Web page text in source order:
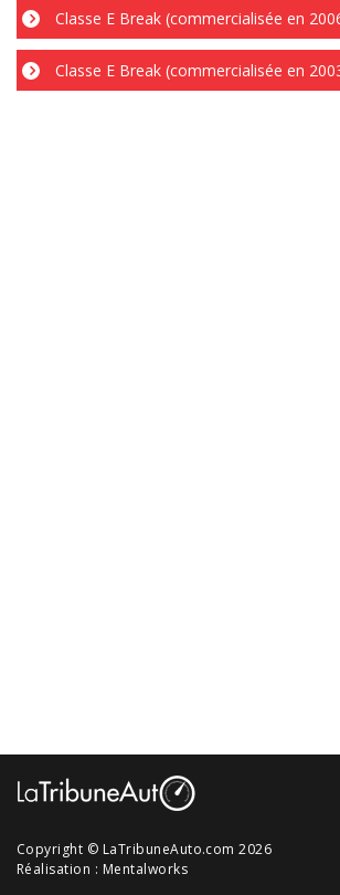
Classe E Break (commercialisée en
Classe E Break (commercialisée en
Copyright © LaTribuneAuto.com 2026
Réalisation : Mentalworks